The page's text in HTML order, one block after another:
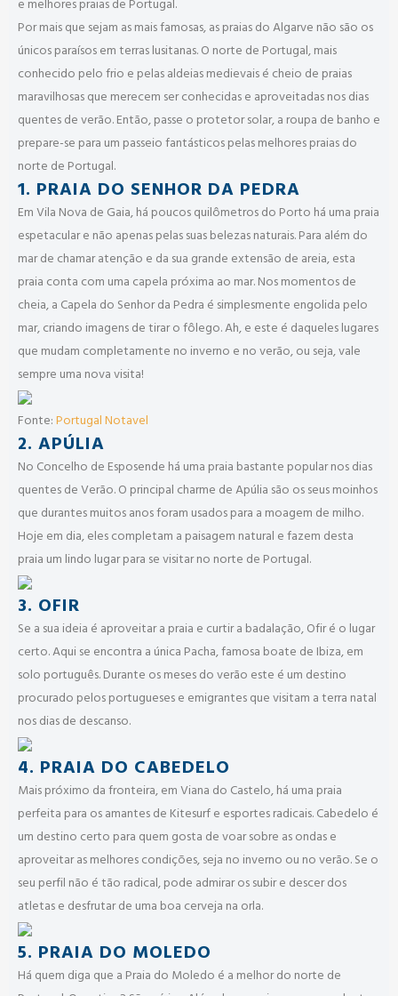
Por mais que sejam as mais famosas, as praias do Algarve não são os
únicos paraísos em terras lusitanas. O norte de Portugal, mais
conhecido pelo frio e pelas aldeias medievais é cheio de praias
maravilhosas que merecem ser conhecidas e aproveitadas nos dias
quentes de verão. Então, passe o protetor solar, a roupa de banho e
prepare-se para um passeio fantásticos pelas melhores praias do
norte de Portugal.
1. PRAIA DO SENHOR DA PEDRA
Em Vila Nova de Gaia, há poucos quilômetros do Porto há uma praia
espetacular e não apenas pelas suas belezas naturais. Para além do
mar de chamar atenção e da sua grande extensão de areia, esta
praia conta com uma capela próxima ao mar. Nos momentos de
cheia, a Capela do Senhor da Pedra é simplesmente engolida pelo
mar, criando imagens de tirar o fôlego. Ah, e este é daqueles lugares
que mudam completamente no inverno e no verão, ou seja, vale
sempre uma nova visita!
Fonte:Portugal Notavel
2. APÚLIA
No Concelho de Esposende há uma praia bastante popular nos dias
quentes de Verão. O principal charme de Apúlia são os seus moinhos
que durantes muitos anos foram usados para a moagem de milho.
Hoje em dia, eles completam a paisagem natural e fazem desta
praia um lindo lugar para se visitar no norte de Portugal.
3. OFIR
Se a sua ideia é aproveitar a praia e curtir a badalação, Ofir é o lugar
certo. Aqui se encontra a única Pacha, famosa boate de Ibiza, em
solo português. Durante os meses do verão este é um destino
procurado pelos portugueses e emigrantes que visitam a terra natal
nos dias de descanso.
4. PRAIA DO CABEDELO
Mais próximo da fronteira, em Viana do Castelo, há uma praia
perfeita para os amantes de Kitesurf e esportes radicais. Cabedelo é
um destino certo para quem gosta de voar sobre as ondas e
aproveitar as melhores condições, seja no inverno ou no verão. Se o
seu perfil não é tão radical, pode admirar os subir e descer dos
atletas e desfrutar de uma boa cerveja na orla.
5. PRAIA DO MOLEDO
Há quem diga que a Praia do Moledo é a melhor do norte de